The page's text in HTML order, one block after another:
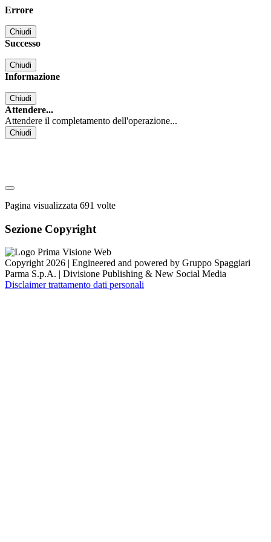
Errore
Chiudi
Successo
Chiudi
Informazione
Chiudi
Attendere...
Attendere il completamento dell'operazione...
Chiudi
Pagina visualizzata 691 volte
Sezione Copyright
Copyright 2026 | Engineered and powered by Gruppo Spaggiari
Parma S.p.A. | Divisione Publishing & New Social Media
Disclaimer trattamento dati personali